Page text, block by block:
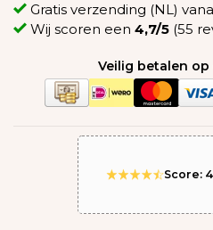
Gratis verzending (NL)
Wij scoren een 4,7/5 (55
Veilig betalen
Score: